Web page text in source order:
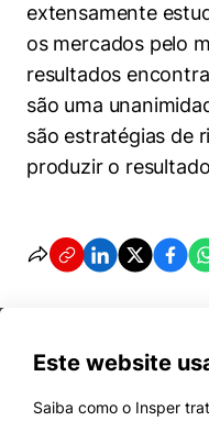
extensamente
os mercados pelo
resultados
são uma
são estratégias de
produzir o
Este website
Saiba como o Insper